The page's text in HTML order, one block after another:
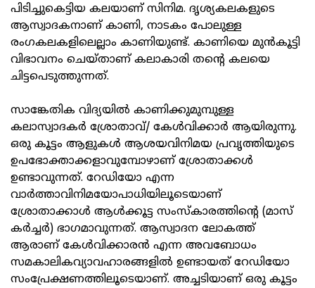
പിടിച്ചുകെട്ടിയ കലയാണ് സിനിമ. ദൃശ്യകലകളുടെ
ആസ്വാദകനാണ് കാണി, നാടകം പോലുള്ള
രംഗകലകളിലെല്ലാം കാണിയുണ്ട്. കാണിയെ മുൻകൂട്ടി
വിഭാവനം ചെയ്താണ് കലാകാരി തന്റെ കലയെ
ചിട്ടപെടുത്തുന്നത്.
സാങ്കേതിക വിദ്യയിൽ കാണിക്കുമുമ്പുള്ള
കലാസ്വാദകർ ശ്രോതാവ്/ കേൾവിക്കാർ ആയിരുന്നു.
ഒരു കൂട്ടം ആളുകൾ ആശയവിനിമയ പ്രവൃത്തിയുടെ
ഉപഭോക്താക്കളാവുമ്പോഴാണ് ശ്രോതാക്കൾ
ഉണ്ടാവുന്നത്. റേഡിയോ എന്ന
വാർത്താവിനിമയോപാധിയിലൂടെയാണ്
ശ്രോതാക്കാൾ ആൾക്കൂട്ട സംസ്‌കാരത്തിന്റെ (മാസ്
കർച്ചർ) ഭാഗമാവുന്നത്. ആസ്വാദന ലോകത്ത്
ആരാണ് കേൾവിക്കാരൻ എന്ന അവബോധം
സമകാലികവ്യാവഹാരങ്ങളിൽ ഉണ്ടായത് റേഡിയോ
സംപ്രേക്ഷണത്തിലൂടെയാണ്. അച്ചടിയാണ് ഒരു കൂട്ടം